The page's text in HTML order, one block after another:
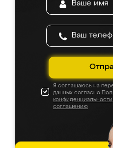
Я соглашаюсь на
данных согласно
конфиденциальности
соглашению